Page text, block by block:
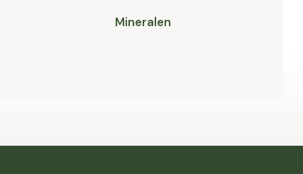
Mineralen